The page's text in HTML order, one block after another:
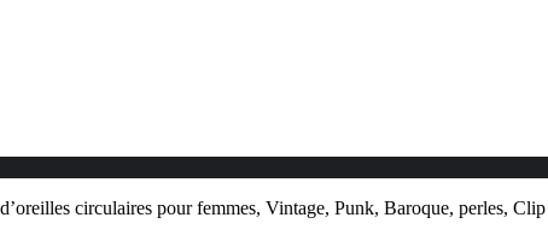
circulaires pour femmes, Vintage, Punk, Baroque, perles,